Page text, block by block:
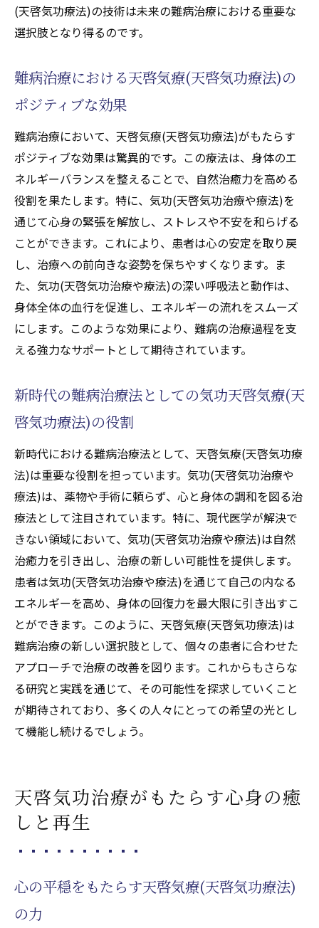
気功天啓気療(天啓気功療法)で心身のバラン
スを取り戻す方法
調和
バランスの整った生活を実現するための気
天啓気療(天啓気功療法)による心身のバラン
ス調整法
難病治療における心身のバランスの重要性
気功天啓気療(天啓気功療法)で心と体の健康
を保つ秘訣
新たな希望として注目される難病治療アプロー
チ
天啓気療院(天啓気功治療院)による新しい難
病治療の希望
難病患者が期待する天啓気療院(天啓気功治
天啓気療院(天啓気功治療院)がもたらす希望
の光
功天啓気療(天啓気功療法)
気功天啓気療(天啓気功療法)で難病に立ち向
かう新しいアプローチ
天啓気療(天啓気功療法)が提供する未来の治
療法
天啓気功療法が難病治療に提供する光明
天啓気療(天啓気功療法)が難病治療に与える
明るい未来
天啓気療(天啓気功療法)がもたらす治療効果
の実例
希望をもたらす天啓気療(天啓気功療法)の治
療法
難病治療における気功天啓気療(天啓気功療
天啓気療院(天啓気功治療院)が提供する明る
い治療結果
難病患者にとっての希望となる天啓気療院
(天啓気功治療院)の天啓気療の力
(天啓気功療法)の技術は未来の難病治療における重要な
選択肢となり得るのです。
難病治療における天啓気療(天啓気功療法)の
ポジティブな効果
難病治療において、天啓気療(天啓気功療法)がもたらす
ポジティブな効果は驚異的です。この療法は、身体のエ
ネルギーバランスを整えることで、自然治癒力を高める
役割を果たします。特に、気功(天啓気功治療や療法)を
通じて心身の緊張を解放し、ストレスや不安を和らげる
ことができます。これにより、患者は心の安定を取り戻
し、治療への前向きな姿勢を保ちやすくなります。ま
た、気功(天啓気功治療や療法)の深い呼吸法と動作は、
身体全体の血行を促進し、エネルギーの流れをスムーズ
にします。このような効果により、難病の治療過程を支
える強力なサポートとして期待されています。
新時代の難病治療法としての気功天啓気療(天
啓気功療法)の役割
新時代における難病治療法として、天啓気療(天啓気功療
法)は重要な役割を担っています。気功(天啓気功治療や
療法)は、薬物や手術に頼らず、心と身体の調和を図る治
療法として注目されています。特に、現代医学が解決で
きない領域において、気功(天啓気功治療や療法)は自然
治癒力を引き出し、治療の新しい可能性を提供します。
患者は気功(天啓気功治療や療法)を通じて自己の内なる
エネルギーを高め、身体の回復力を最大限に引き出すこ
とができます。このように、天啓気療(天啓気功療法)は
難病治療の新しい選択肢として、個々の患者に合わせた
アプローチで治療の改善を図ります。これからもさらな
る研究と実践を通じて、その可能性を探求していくこと
が期待されており、多くの人々にとっての希望の光とし
て機能し続けるでしょう。
天啓気功治療がもたらす心身の癒
しと再生
心の平穏をもたらす天啓気療(天啓気功療法)
の力